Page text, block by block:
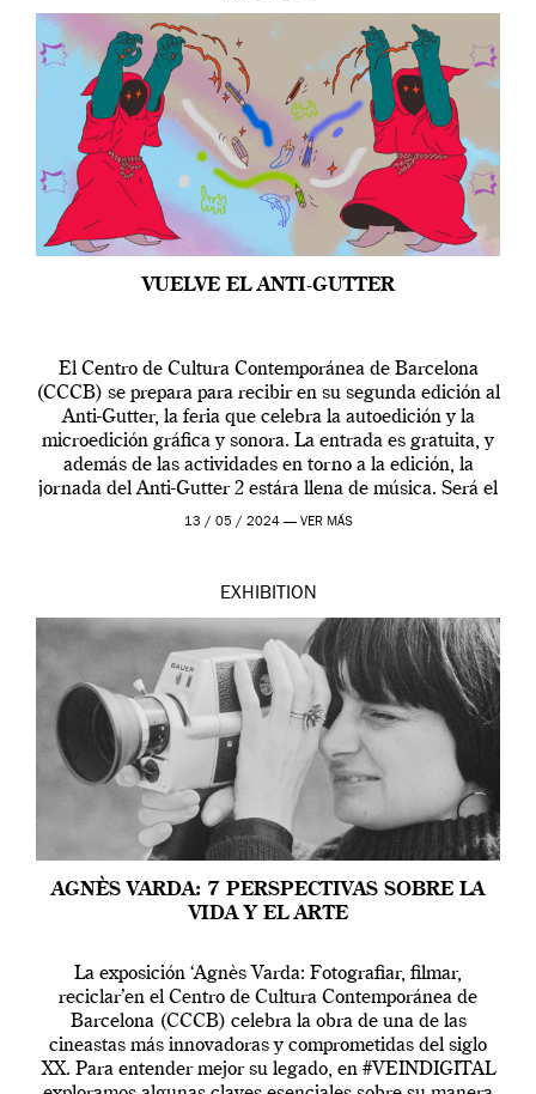
VUELVE EL ANTI-GUTTER
El Centro de Cultura Contemporánea de Barcelona
(CCCB) se prepara para recibir en su segunda edición al
Anti-Gutter, la feria que celebra la autoedición y la
microedición gráfica y sonora. La entrada es gratuita, y
además de las actividades en torno a la edición, la
jornada del Anti-Gutter 2 estára llena de música. Será el
[…]
13 / 05 / 2024 — VER MÁS
EXHIBITION
AGNÈS VARDA: 7 PERSPECTIVAS SOBRE LA
VIDA Y EL ARTE
La exposición ‘Agnès Varda: Fotografiar, filmar,
reciclar’en el Centro de Cultura Contemporánea de
Barcelona (CCCB) celebra la obra de una de las
cineastas más innovadoras y comprometidas del siglo
XX. Para entender mejor su legado, en #VEINDIGITAL